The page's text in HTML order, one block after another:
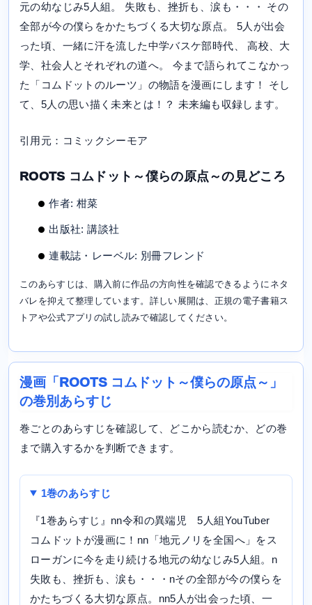
元の幼なじみ5人組。 失敗も、挫折も、涙も・・・ その
全部が今の僕らをかたちづくる大切な原点。 5人が出会
った頃、一緒に汗を流した中学バスケ部時代、 高校、大
学、社会人とそれぞれの道へ。 今まで語られてこなかっ
た「コムドットのルーツ」の物語を漫画にします！ そし
て、5人の思い描く未来とは！？ 未来編も収録します。
引用元：コミックシーモア
ROOTS コムドット～僕らの原点～の見どころ
作者: 柑菜
出版社: 講談社
連載誌・レーベル: 別冊フレンド
このあらすじは、購入前に作品の方向性を確認できるようにネタ
バレを抑えて整理しています。詳しい展開は、正規の電子書籍ス
トアや公式アプリの試し読みで確認してください。
漫画「ROOTS コムドット～僕らの原点～」
の巻別あらすじ
巻ごとのあらすじを確認して、どこから読むか、どの巻
まで購入するかを判断できます。
1巻のあらすじ
『1巻あらすじ』nn令和の異端児 5人組YouTuber
コムドットが漫画に！nn「地元ノリを全国へ」をス
ローガンに今を走り続ける地元の幼なじみ5人組。n
失敗も、挫折も、涙も・・・nその全部が今の僕らを
かたちづくる大切な原点。nn5人が出会った頃、一